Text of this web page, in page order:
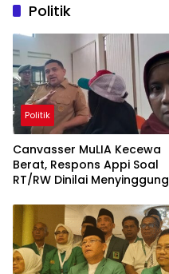
Politik
Politik
Canvasser MuLIA Kecewa
Berat, Respons Appi Soal
RT/RW Dinilai Menyinggung